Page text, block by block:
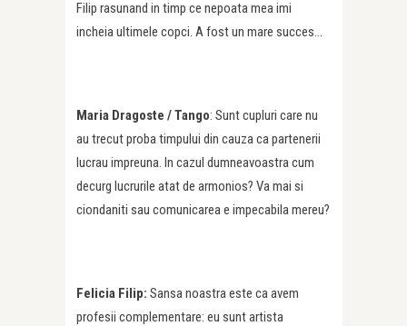
Filip rasunand in timp ce nepoata mea imi
incheia ultimele copci. A fost un mare succes…
Maria Dragoste / Tango: Sunt cupluri care nu
au trecut proba timpului din cauza ca partenerii
lucrau impreuna. In cazul dumneavoastra cum
decurg lucrurile atat de armonios? Va mai si
ciondaniti sau comunicarea e impecabila mereu?
Felicia Filip: Sansa noastra este ca avem
profesii complementare: eu sunt artista